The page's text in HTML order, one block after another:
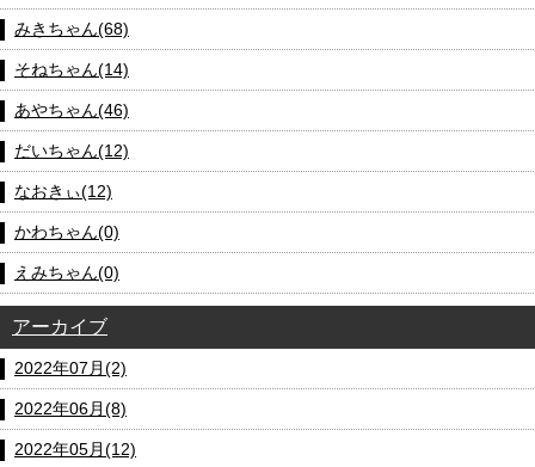
みきちゃん(68)
そねちゃん(14)
あやちゃん(46)
だいちゃん(12)
なおきぃ(12)
かわちゃん(0)
えみちゃん(0)
アーカイブ
2022年07月(2)
2022年06月(8)
2022年05月(12)